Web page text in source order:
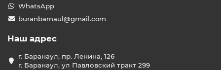
WhatsApp
buranbarnaul@gmail.com
Наш адрес
г. Баранаул, пр. Ленина, 126
г. Баранаул, ул Павловский тракт 299